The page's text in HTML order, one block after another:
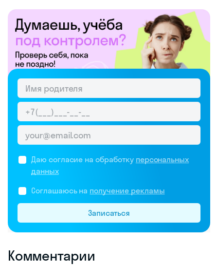
Даю согласие на обработку персональных
данных
Соглашаюсь на получение рекламы
Записаться
Комментарии